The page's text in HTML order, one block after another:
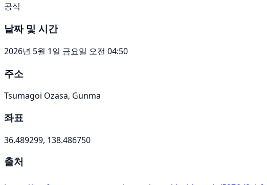
공식
날짜 및 시간
2026년 5월 1일 금요일 오전 04:50
주소
Tsumagoi Ozasa, Gunma
좌표
36.489299, 138.486750
출처